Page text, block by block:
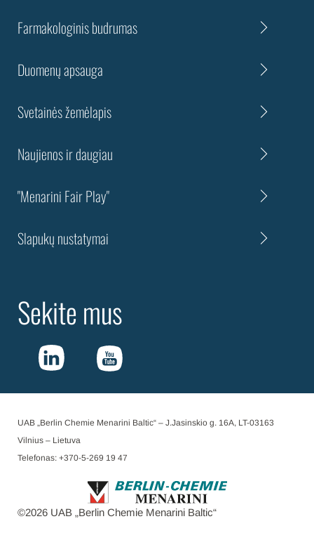
Farmakologinis budrumas
Duomenų apsauga
Svetainės žemėlapis
Naujienos ir daugiau
"Menarini Fair Play"
Slapukų nustatymai
Sekite mus
UAB „Berlin Chemie Menarini Baltic“ – J.Jasinskio g. 16A, LT-03163
Vilnius – Lietuva
Telefonas: +370-5-269 19 47
©2026 UAB „Berlin Chemie Menarini Baltic“